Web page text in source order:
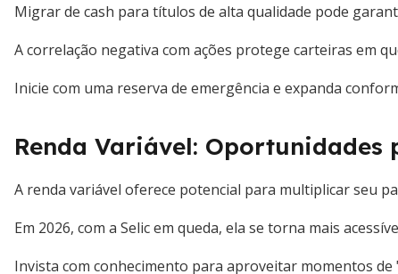
Migrar de cash para títulos de alta qualidade pode
A correlação negativa com ações protege carteiras em
Inicie com uma reserva de emergência e expanda
Renda Variável: Oportunidades
A renda variável oferece potencial para multiplicar seu
Em 2026, com a Selic em queda, ela se torna mais
Invista com conhecimento para aproveitar momentos de